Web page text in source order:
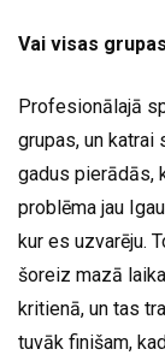
Vai visas
Profesionālajā
grupas, un katrai
gadus pierādās,
problēma jau
kur es uzvarēju.
šoreiz mazā
kritienā, un tas
tuvāk finišam,